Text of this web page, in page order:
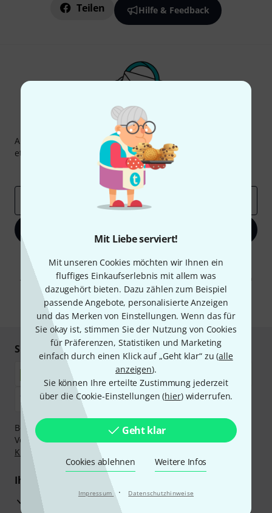
Mit Liebe serviert!
Mit unseren Cookies möchten wir Ihnen ein
fluffiges Einkaufserlebnis mit allem was
dazugehört bieten. Dazu zählen zum Beispiel
passende Angebote, personalisierte Anzeigen
und das Merken von Einstellungen. Wenn das für
Sie okay ist, stimmen Sie der Nutzung von Cookies
für Präferenzen, Statistiken und Marketing
einfach durch einen Klick auf „Geht klar“ zu (alle
anzeigen).
Sie können Ihre erteilte Zustimmung jederzeit
über die Cookie-Einstellungen (hier) widerrufen.
Geht klar
Cookies ablehnen Weitere Infos
Impressum · Datenschutzhinweise
Teilen Hilfe & Feedback
Thomann Newsletter
Abonniere den Thomann Newsletter und gewinne mit
etwas Glück einen von
50 Gutscheinenüber jeweils
Inspirierende Beiträge
Deals
Mit Klick auf „Jetzt anmelden“ stimmen Sie dem Erhalt von E-Mail-
Werbung und einer Messung des E-Mail-Nutzungsverhaltens zu. Die
Abmeldung ist jederzeit möglich. Weitere Informationen finden Sie in
unserenDatenschutzhinweisen.
* Pflichtfeld
Sicher einkaufen & bezahlen
Bezahlen Sie vertraulich und sicher per Nachnahme,
Vorkasse, PayPal, Amazon Pay,Klarna Sofort bezahlen,
Klarna Ratenzahlungoder Kreditkarte.
Ihre Vorteile
3 Jahre Thomann Garantie